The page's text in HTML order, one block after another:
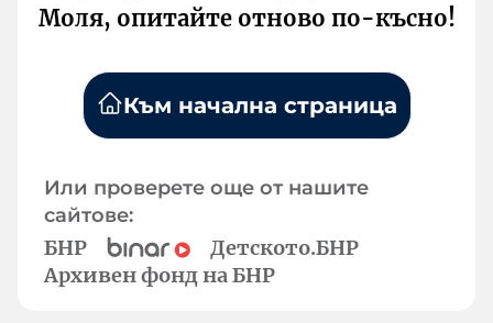
Моля, опитайте отново по-късно!
Към начална страница
Или проверете още от нашите
сайтове:
БНР
Детското.БНР
Архивен фонд на БНР